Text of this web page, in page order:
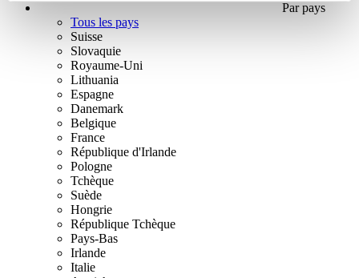
Par pays
Tous les pays
Suisse
Slovaquie
Royaume-Uni
Lithuania
Espagne
Danemark
Belgique
France
République d'Irlande
Pologne
Tchèque
Suède
Hongrie
République Tchèque
Pays-Bas
Irlande
Italie